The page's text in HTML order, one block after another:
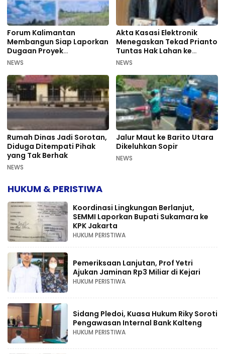
Forum Kalimantan
Membangun Siap Laporkan
Dugaan Proyek
Bermasalah PUPR Kalteng
NEWS
Akta Kasasi Elektronik
Menegaskan Tekad Prianto
Tuntas Hak Lahan ke
Mahkamah Agung
NEWS
Rumah Dinas Jadi Sorotan,
Diduga Ditempati Pihak
yang Tak Berhak
NEWS
Jalur Maut ke Barito Utara
Dikeluhkan Sopir
NEWS
HUKUM & PERISTIWA
Koordinasi Lingkungan Berlanjut,
SEMMI Laporkan Bupati Sukamara ke
KPK Jakarta
HUKUM PERISTIWA
Pemeriksaan Lanjutan, Prof Yetri
Ajukan Jaminan Rp3 Miliar di Kejari
HUKUM PERISTIWA
Sidang Pledoi, Kuasa Hukum Riky Soroti
Pengawasan Internal Bank Kalteng
HUKUM PERISTIWA